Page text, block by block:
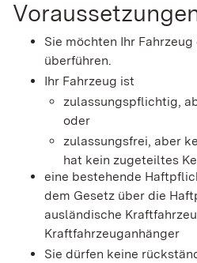
Sie möchten Ihr
überführen.
Ihr Fahrzeug ist
zulassungspflichtig,
oder
zulassungsfrei, aber
hat kein zugeteiltes
eine bestehende
dem Gesetz über die
ausländische
Kraftfahrzeuganhänger
Sie dürfen keine